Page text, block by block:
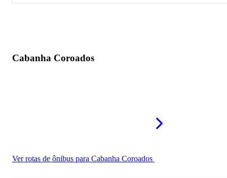
Cabanha Coroados
Ver rotas de ônibus para Cabanha Coroados